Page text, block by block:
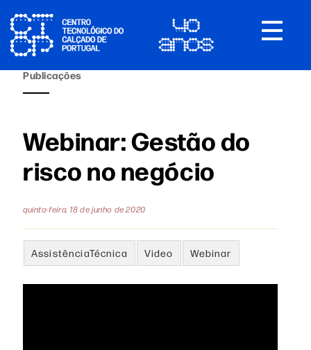
Toggle
Publicações
Webinar: Gestão do
risco no negócio
quinta-feira, 18 de junho de 2020
AssistênciaTécnica Video Webinar